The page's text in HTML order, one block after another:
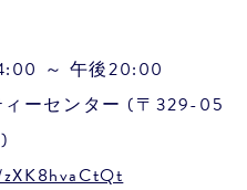
～ 午後20:00
ーセンター (〒329-05